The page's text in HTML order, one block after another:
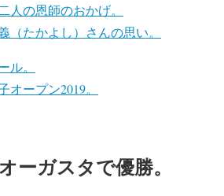
人の恩師のおかげ。
（たかよし）さんの思い。
ル。
ープン2019。
ーガスタで優勝。